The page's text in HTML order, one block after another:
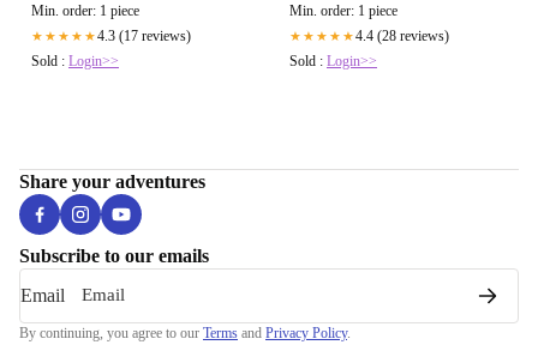
Min. order: 1 piece
★★★★★4.3 (17 reviews)
Sold : Login>>
Min. order: 1 piece
★★★★★4.4 (28 reviews)
Sold : Login>>
Share your adventures
Subscribe to our emails
Email
By continuing, you agree to our Terms and Privacy Policy.